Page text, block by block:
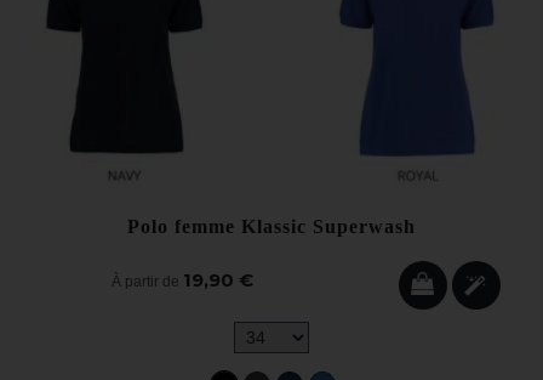
Polo femme Klassic Superwash
À partir de 19,90 €